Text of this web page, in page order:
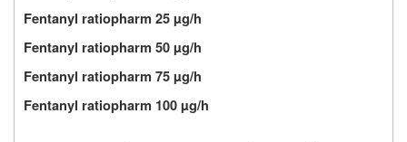
Fentanyl ratiopharm 25 µg/h
Fentanyl ratiopharm 50 µg/h
Fentanyl ratiopharm 75 µg/h
Fentanyl ratiopharm 100 µg/h